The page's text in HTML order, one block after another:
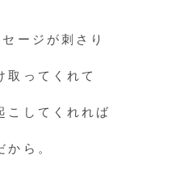
ージが刺さり
取ってくれて
こしてくれれば
から。